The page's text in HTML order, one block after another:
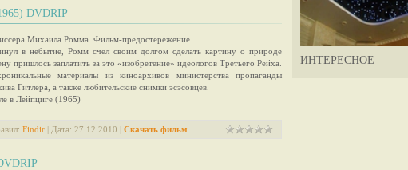
ИНТЕРЕСНОЕ
DVDRIP
Михаила Ромма. Фильм-предостережение…
в небытие, Ромм счел своим долгом сделать картину о природе
пришлось заплатить за это «изобретение» идеологов Третьего Рейха.
материалы из киноархивов министерства пропаганды
Гитлера, а также любительские снимки эсэсовцев.
в Лейпциге (1965)
Findir | Дата: 27.12.2010 | Скачать фильм